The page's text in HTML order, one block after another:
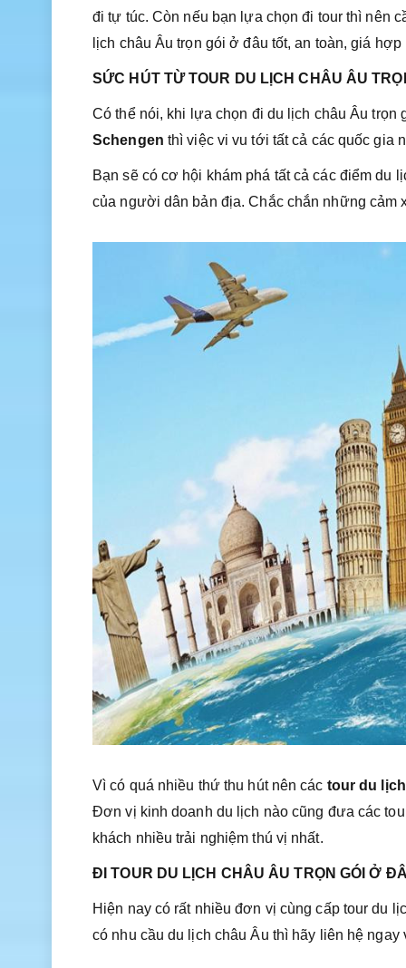
đi tự túc. Còn nếu bạn lựa chọn đi tour thì nên
lịch châu Âu trọn gói ở đâu tốt, an toàn, giá hợp
SỨC HÚT TỪ TOUR DU LỊCH CHÂU ÂU
Có thể nói, khi lựa chọn đi du lịch châu Âu
Schengen thì việc vi vu tới tất cả các quốc gia
Bạn sẽ có cơ hội khám phá tất cả các điểm du
của người dân bản địa. Chắc chắn những cảm
Vì có quá nhiều thứ thu hút nên các tour du
Đơn vị kinh doanh du lịch nào cũng đưa các
khách nhiều trải nghiệm thú vị nhất.
ĐI TOUR DU LỊCH CHÂU ÂU TRỌN GÓI Ở
Hiện nay có rất nhiều đơn vị cùng cấp tour du
có nhu cầu du lịch châu Âu thì hãy liên hệ